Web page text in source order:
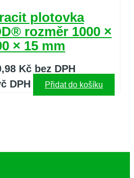
plotovka
rozměr 1000 ×
× 15 mm
Kč bez DPH
DPH Přidat do košíku